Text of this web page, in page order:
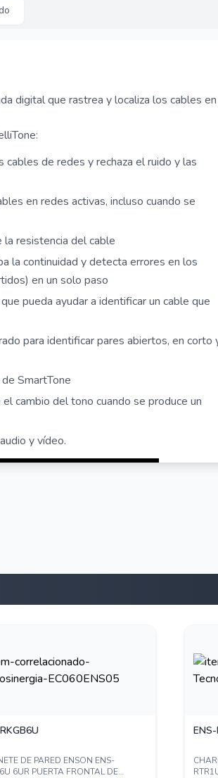
digital que rastrea y localiza los cables en
cables de redes y rechaza el ruido y las
en redes activas, incluso cuando se
resistencia del cable
la continuidad y detecta errores en los
en un solo paso
pueda ayudar a identificar un cable que
para identificar pares abiertos, en corto
SmartTone
cambio del tono cuando se produce un
y vídeo.
DE PARED ENSON ENS-
6UR PUERTA FRONTAL DE